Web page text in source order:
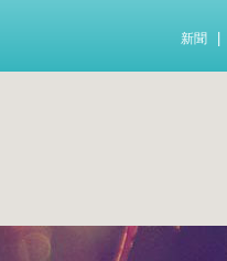
新聞